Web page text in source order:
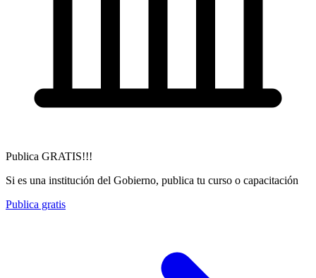
Publica GRATIS!!!
Si es una institución del Gobierno, publica tu curso o capacitación
Publica gratis